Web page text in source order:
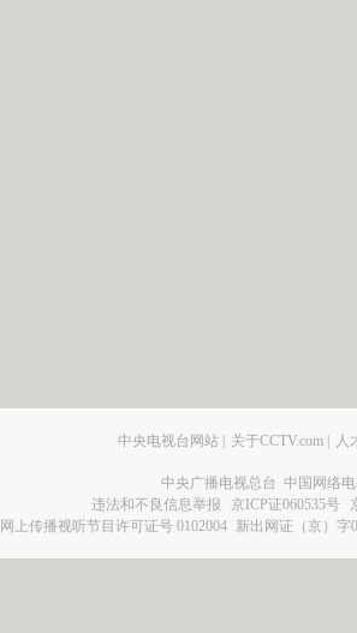
中央电视台网站 | 关于CCTV.com | 人
中央广播电视总台 中国网络
违法和不良信息举报
京ICP证060535号
网上传播视听节目许可证号 0102004 新出网证（京）